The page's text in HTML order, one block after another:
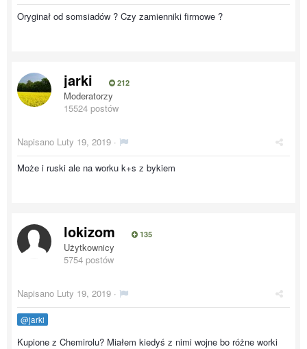
Oryginał od somsiadów ? Czy zamienniki firmowe ?
jarki 212
Moderatorzy
15524 postów
Napisano Luty 19, 2019 ·
Może i ruski ale na worku k+s z bykiem
lokizom 135
Użytkownicy
5754 postów
Napisano Luty 19, 2019 ·
@jarki
Kupione z Chemirolu? Miałem kiedyś z nimi wojne bo różne worki